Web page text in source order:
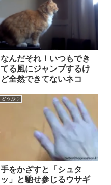
なんだそれ！いつもでき
てる風にジャンプするけ
ど全然できてないネコ
どうぶつ
手をかざすと「シュタ
ッ」と馳せ参じるウサギ